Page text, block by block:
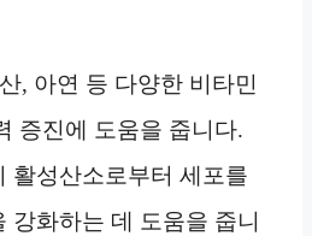
, 아연 등 다양한 비타민
증진에 도움을 줍니다.
활성산소로부터 세포를
강화하는 데 도움을 줍니